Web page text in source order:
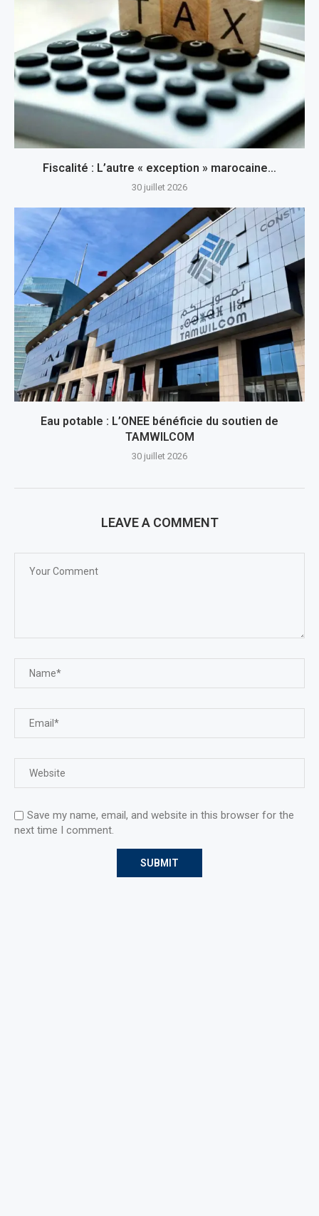
Fiscalité : L’autre « exception » marocaine…
30 juillet 2026
Eau potable : L’ONEE bénéficie du soutien de
TAMWILCOM
30 juillet 2026
LEAVE A COMMENT
Save my name, email, and website in this browser for the
next time I comment.